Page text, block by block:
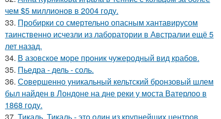
чем $5 миллионов в 2004 году.
33. Пробирки со смертельно опасным хантавирусом
таинственно исчезли из лаборатории в Австралии ещё 5
лет назад.
34. В азовское море проник чужеродный вид крабов.
35. Пьедра - дель - соль.
36. Совершенно уникальный кельтский бронзовый шлем
был найден в Лондоне на дне реки у моста Ватерлоо в
1868 году.
37. Тикаль. Тикаль - это один из крупнейших центров